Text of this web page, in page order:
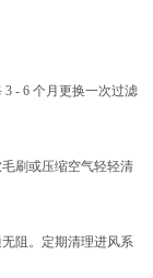
- 6 个月更换一次过滤
刷或压缩空气轻轻清
阻。定期清理进风系